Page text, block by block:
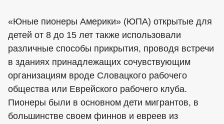
«Юные пионеры Америки» (ЮПА) открытые для
детей от 8 до 15 лет также использовали
различные способы прикрытия, проводя встречи
в зданиях принадлежащих сочувствующим
организациям вроде Словацкого рабочего
общества или Еврейского рабочего клуба.
Пионеры были в основном дети мигрантов, в
большинстве своем финнов и евреев из